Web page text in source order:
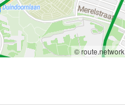
© route.network